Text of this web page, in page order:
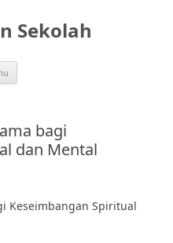
Sekolah
bagi
dan Mental
Keseimbangan Spiritual